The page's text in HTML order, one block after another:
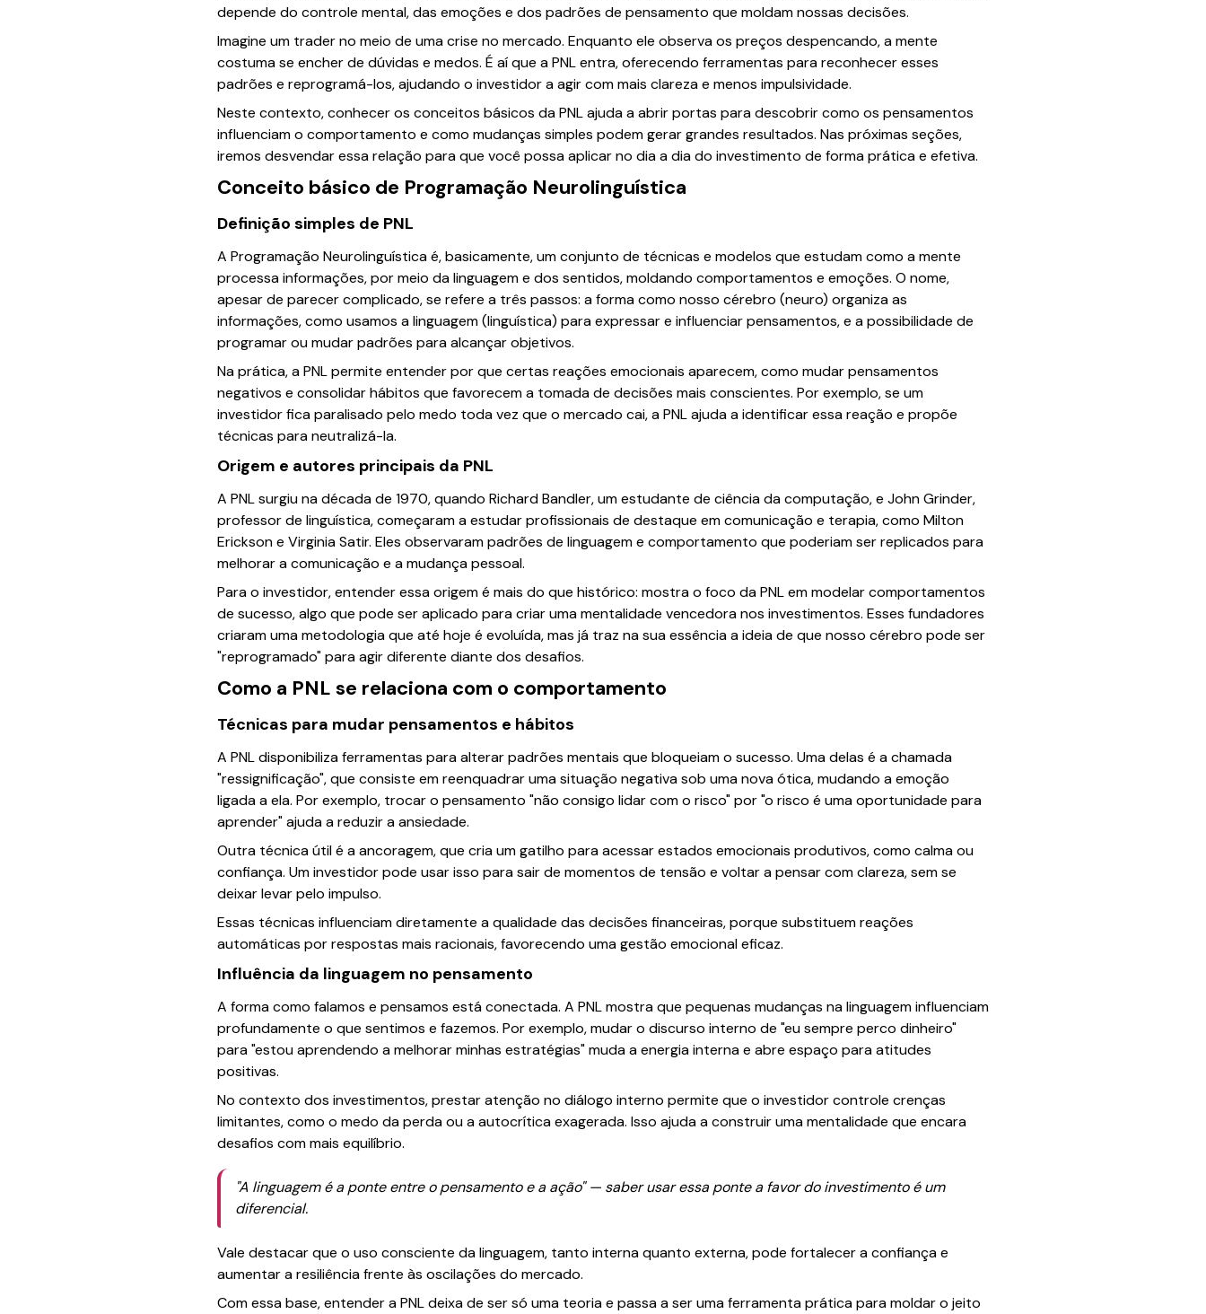
depende do controle mental, das emoções e dos padrões de pensamento que moldam nossas decisões.
Imagine um trader no meio de uma crise no mercado. Enquanto ele observa os preços despencando, a mente
costuma se encher de dúvidas e medos. É aí que a PNL entra, oferecendo ferramentas para reconhecer esses
padrões e reprogramá-los, ajudando o investidor a agir com mais clareza e menos impulsividade.
Neste contexto, conhecer os conceitos básicos da PNL ajuda a abrir portas para descobrir como os pensamentos
influenciam o comportamento e como mudanças simples podem gerar grandes resultados. Nas próximas seções,
iremos desvendar essa relação para que você possa aplicar no dia a dia do investimento de forma prática e efetiva.
Conceito básico de Programação Neurolinguística
Definição simples de PNL
A Programação Neurolinguística é, basicamente, um conjunto de técnicas e modelos que estudam como a mente
processa informações, por meio da linguagem e dos sentidos, moldando comportamentos e emoções. O nome,
apesar de parecer complicado, se refere a três passos: a forma como nosso cérebro (neuro) organiza as
informações, como usamos a linguagem (linguística) para expressar e influenciar pensamentos, e a possibilidade de
programar ou mudar padrões para alcançar objetivos.
Na prática, a PNL permite entender por que certas reações emocionais aparecem, como mudar pensamentos
negativos e consolidar hábitos que favorecem a tomada de decisões mais conscientes. Por exemplo, se um
investidor fica paralisado pelo medo toda vez que o mercado cai, a PNL ajuda a identificar essa reação e propõe
técnicas para neutralizá-la.
Origem e autores principais da PNL
A PNL surgiu na década de 1970, quando Richard Bandler, um estudante de ciência da computação, e John Grinder,
professor de linguística, começaram a estudar profissionais de destaque em comunicação e terapia, como Milton
Erickson e Virginia Satir. Eles observaram padrões de linguagem e comportamento que poderiam ser replicados para
melhorar a comunicação e a mudança pessoal.
Para o investidor, entender essa origem é mais do que histórico: mostra o foco da PNL em modelar comportamentos
de sucesso, algo que pode ser aplicado para criar uma mentalidade vencedora nos investimentos. Esses fundadores
criaram uma metodologia que até hoje é evoluída, mas já traz na sua essência a ideia de que nosso cérebro pode ser
"reprogramado" para agir diferente diante dos desafios.
Como a PNL se relaciona com o comportamento
Técnicas para mudar pensamentos e hábitos
A PNL disponibiliza ferramentas para alterar padrões mentais que bloqueiam o sucesso. Uma delas é a chamada
"ressignificação", que consiste em reenquadrar uma situação negativa sob uma nova ótica, mudando a emoção
ligada a ela. Por exemplo, trocar o pensamento "não consigo lidar com o risco" por "o risco é uma oportunidade para
aprender" ajuda a reduzir a ansiedade.
Outra técnica útil é a ancoragem, que cria um gatilho para acessar estados emocionais produtivos, como calma ou
confiança. Um investidor pode usar isso para sair de momentos de tensão e voltar a pensar com clareza, sem se
deixar levar pelo impulso.
Essas técnicas influenciam diretamente a qualidade das decisões financeiras, porque substituem reações
automáticas por respostas mais racionais, favorecendo uma gestão emocional eficaz.
Influência da linguagem no pensamento
A forma como falamos e pensamos está conectada. A PNL mostra que pequenas mudanças na linguagem influenciam
profundamente o que sentimos e fazemos. Por exemplo, mudar o discurso interno de "eu sempre perco dinheiro"
para "estou aprendendo a melhorar minhas estratégias" muda a energia interna e abre espaço para atitudes
positivas.
No contexto dos investimentos, prestar atenção no diálogo interno permite que o investidor controle crenças
limitantes, como o medo da perda ou a autocrítica exagerada. Isso ajuda a construir uma mentalidade que encara
desafios com mais equilíbrio.
"A linguagem é a ponte entre o pensamento e a ação" — saber usar essa ponte a favor do investimento é um
diferencial.
Vale destacar que o uso consciente da linguagem, tanto interna quanto externa, pode fortalecer a confiança e
aumentar a resiliência frente às oscilações do mercado.
Com essa base, entender a PNL deixa de ser só uma teoria e passa a ser uma ferramenta prática para moldar o jeito